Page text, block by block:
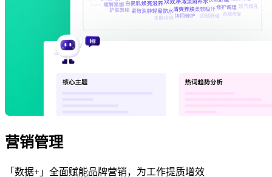
营销管理
「数据+」全面赋能品牌营销，为工作提质增效